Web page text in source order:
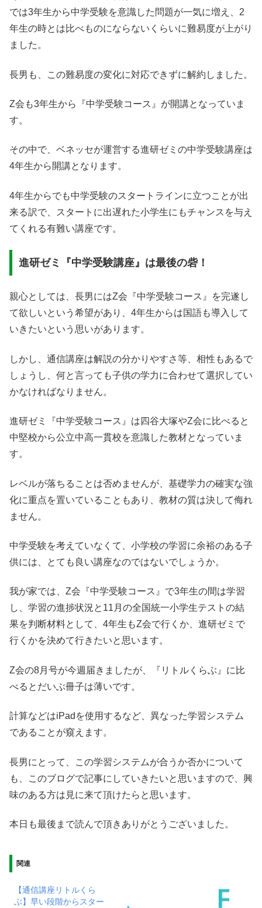
では3年生から中学受験を意識した問題が一気に増え、2
年生の時とは比べものにならないくらいに難易度が上がり
ました。
長男も、この難易度の変化に対応できずに解約しました。
Z会も3年生から『中学受験コース』が開講となっていま
す。
その中で、ベネッセが運営する進研ゼミの中学受験講座は
4年生から開講となります。
4年生からでも中学受験のスタートラインに立つことが出
来る訳で、スタートに出遅れた小学生にもチャンスを与え
てくれる有難い講座です。
進研ゼミ『中学受験講座』は最後の砦！
親心としては、長男にはZ会『中学受験コース』を完遂し
て欲しいという希望があり、4年生からは国語も導入して
いきたいという思いがあります。
しかし、通信講座は解説の分かりやすさ等、相性もあるで
しょうし、何と言っても子供の学力に合わせて選択してい
かなければなりません。
進研ゼミ『中学受験コース』は四谷大塚やZ会に比べると
中堅校から公立中高一貫校を意識した教材となっていま
す。
レベルが落ちることは否めませんが、基礎学力の確実な強
化に重点を置いていることもあり、教材の質は決して侮れ
ません。
中学受験を考えていなくて、小学校の学習に余裕のある子
供には、とても良い講座なのではないでしょうか。
我が家では、Z会『中学受験コース』で3年生の間は学習
し、学習の進捗状況と11月の全国統一小学生テストの結
果を判断材料として、4年生もZ会で行くか、進研ゼミで
行くかを決めて行きたいと思います。
Z会の8月号が今週届きましたが、『リトルくらぶ』に比
べるとだいぶ冊子は薄いです。
計算などはiPadを使用するなど、異なった学習システム
であることが窺えます。
長男にとって、この学習システムが合うか否かについて
も、このブログで記事にしていきたいと思いますので、興
味のある方は見に来て頂けたらと思います。
本日も最後まで読んで頂きありがとうございました。
関連
【通信講座リトルくら
ぶ】早い段階からスター